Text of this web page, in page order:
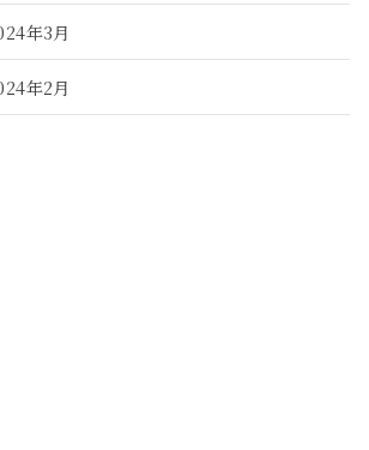
年3月
年2月